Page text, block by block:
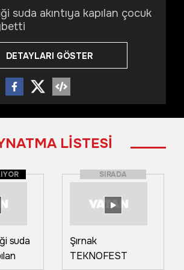
suda akıntıya kapılan çocuk
DETAYLARI GÖSTER
LİSTESİ
suda
SIRADA
Şırnak
TEKNOFEST